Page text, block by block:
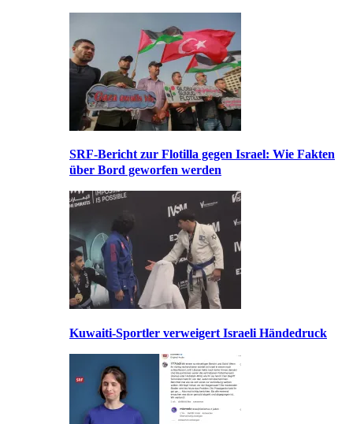
SRF-Bericht zur Flotilla gegen Israel: Wie Fakten
über Bord geworfen werden
Kuwaiti-Sportler verweigert Israeli Händedruck